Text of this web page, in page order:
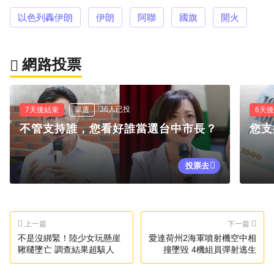
以色列轟伊朗 伊朗 阿聯 國旗 開火
網路投票
7天後結束 單選 36人已投
不管支持誰，您看好誰當選台中市長？
投票去
6天
您
上一篇
不是沒綁緊！陸少女玩懸崖
鞦韆墜亡 調查結果超駭人
下一篇
愛達荷州2海軍噴射機空中相
撞墜毀 4機組員彈射逃生